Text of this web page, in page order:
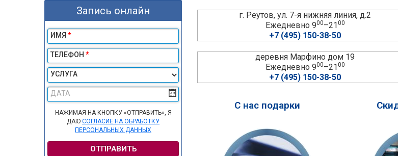
Запись онлайн
ИМЯ *
ТЕЛЕФОН *
УСЛУГА
ДАТА
НАЖИМАЯ НА КНОПКУ «ОТПРАВИТЬ», Я
ДАЮ СОГЛАСИЕ НА ОБРАБОТКУ
ПЕРСОНАЛЬНЫХ ДАННЫХ
ОТПРАВИТЬ
г. Реутов, ул. 7-я нижняя линия, д.2
Ежедневно 900–2100
+7 (495) 150-38-50
деревня Марфино дом 19
Ежедневно 900–2100
+7 (495) 150-38-50
С нас подарки